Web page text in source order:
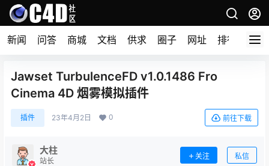
新闻 问答 商城 文档 供求 圈子 网址 排行榜
Jawset TurbulenceFD v1.0.1486 Fro
Cinema 4D 烟雾模拟插件
插件 23年4月2日 0 前往下载
大柱
站长
关注 私信